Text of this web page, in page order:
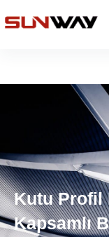
Kutu Profil
Kapsamlı